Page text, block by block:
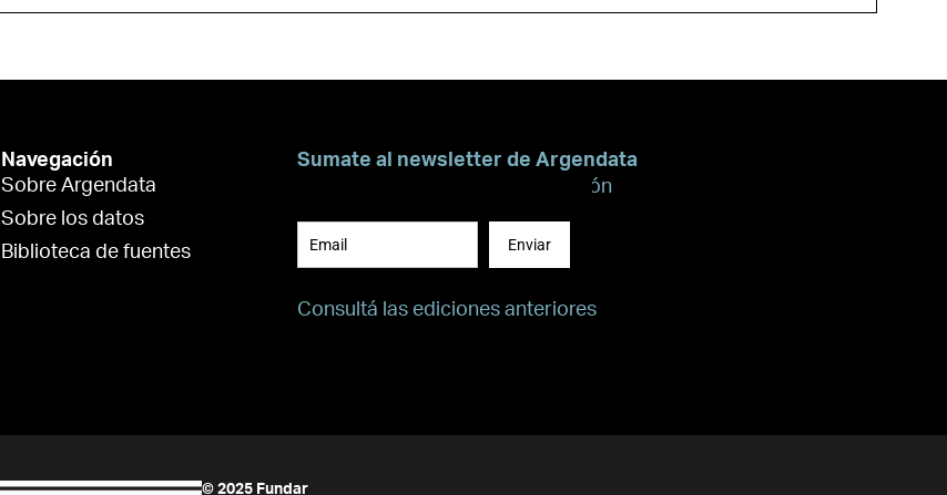
Navegación
Sobre Argendata
Sobre los datos
Biblioteca de fuentes
Sumate al newsletter de Argendata
Suscribite para recibir información
Enviar
Consultá las ediciones anteriores
© 2025 Fundar